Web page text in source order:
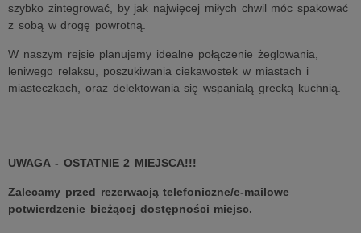
szybko zintegrować, by jak najwięcej miłych chwil móc spakować
z sobą w drogę powrotną.
W naszym rejsie planujemy idealne połączenie żeglowania,
leniwego relaksu, poszukiwania ciekawostek w miastach i
miasteczkach, oraz delektowania się wspaniałą grecką kuchnią.
UWAGA - OSTATNIE 2 MIEJSCA!!!
Zalecamy przed rezerwacją telefoniczne/e-mailowe
potwierdzenie bieżącej dostępności miejsc.